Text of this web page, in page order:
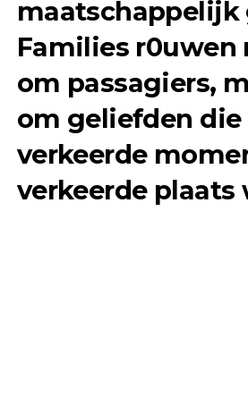
maatschappelijk
Families r0uwen
om passagiers,
om geliefden die
verkeerde
verkeerde plaats